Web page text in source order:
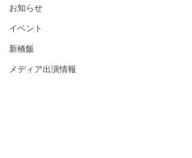
お知らせ
イベント
新橋飯
メディア出演情報